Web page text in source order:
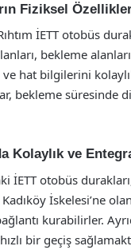
Fiziksel
İETT otobüs
bekleme
hat bilgilerini
bekleme süresinde
Kolaylık ve
İETT otobüs
İskelesi’ne
kurabilirler.
bir geçiş